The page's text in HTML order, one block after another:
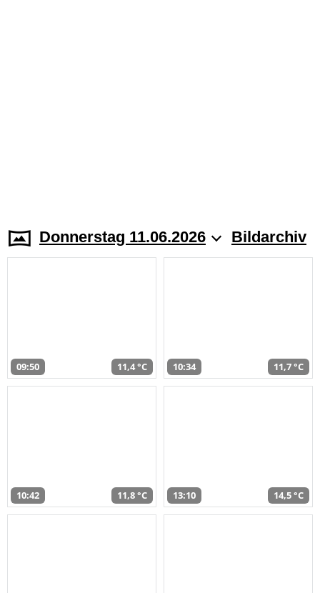
Donnerstag 11.06.2026 Bildarchiv
09:50 11,4 °C 10:34 11,7 °C
10:42 11,8 °C 13:10 14,5 °C